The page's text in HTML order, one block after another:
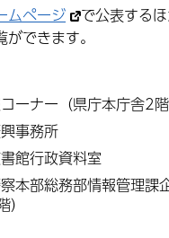
ムページ
で公表する
できます。
ーナー（県庁本庁舎2階
事務所
館行政資料室
本部総務部情報管理課